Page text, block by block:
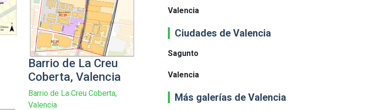
Barrio de La Creu
Coberta, Valencia
Barrio de La Creu Coberta,
Valencia
Valencia
Ciudades de Valencia
Sagunto
Valencia
Más galerías de Valencia